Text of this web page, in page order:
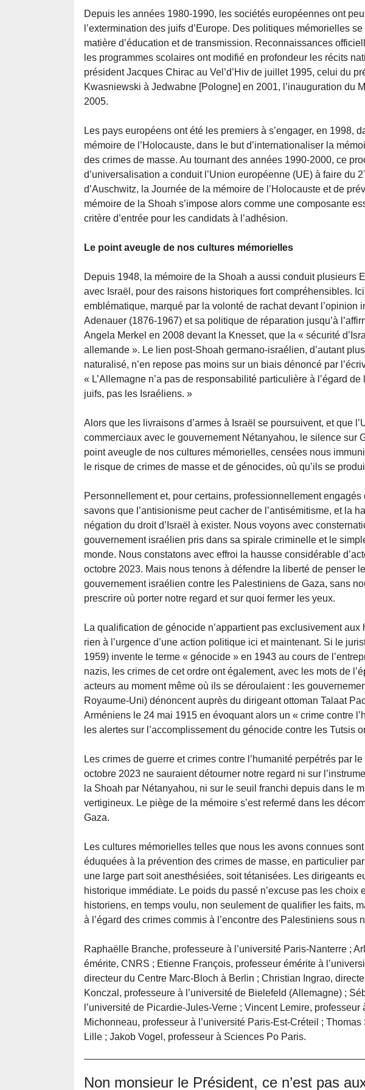
Depuis les années 1980-1990, les sociétés européennes ont
l’extermination des juifs d’Europe. Des politiques mémorielles
matière d’éducation et de transmission. Reconnaissances
les programmes scolaires ont modifié en profondeur les récits
président Jacques Chirac au Vel’d’Hiv de juillet 1995, celui du
Kwasniewski à Jedwabne [Pologne] en 2001, l’inauguration du
2005.
Les pays européens ont été les premiers à s’engager, en 1998,
mémoire de l’Holocauste, dans le but d’internationaliser la
des crimes de masse. Au tournant des années 1990-2000, ce
d’universalisation a conduit l’Union européenne (UE) à faire du
d’Auschwitz, la Journée de la mémoire de l’Holocauste et de
mémoire de la Shoah s’impose alors comme une composante
critère d’entrée pour les candidats à l’adhésion.
Le point aveugle de nos cultures mémorielles
Depuis 1948, la mémoire de la Shoah a aussi conduit plusieurs
avec Israël, pour des raisons historiques fort compréhensibles.
emblématique, marqué par la volonté de rachat devant l’opinion
Adenauer (1876-1967) et sa politique de réparation jusqu’à
Angela Merkel en 2008 devant la Knesset, que la « sécurité
allemande ». Le lien post-Shoah germano-israélien, d’autant
naturalisé, n’en repose pas moins sur un biais dénoncé par
« L’Allemagne n’a pas de responsabilité particulière à l’égard de
juifs, pas les Israéliens. »
Alors que les livraisons d’armes à Israël se poursuivent, et que
commerciaux avec le gouvernement Nétanyahou, le silence sur
point aveugle de nos cultures mémorielles, censées nous
le risque de crimes de masse et de génocides, où qu’ils se
Personnellement et, pour certains, professionnellement
savons que l’antisionisme peut cacher de l’antisémitisme, et la
négation du droit d’Israël à exister. Nous voyons avec
gouvernement israélien pris dans sa spirale criminelle et le
monde. Nous constatons avec effroi la hausse considérable
octobre 2023. Mais nous tenons à défendre la liberté de penser
gouvernement israélien contre les Palestiniens de Gaza, sans
prescrire où porter notre regard et sur quoi fermer les yeux.
La qualification de génocide n’appartient pas exclusivement aux
rien à l’urgence d’une action politique ici et maintenant. Si le
1959) invente le terme « génocide » en 1943 au cours de
nazis, les crimes de cet ordre ont également, avec les mots de
acteurs au moment même où ils se déroulaient : les
Royaume-Uni) dénoncent auprès du dirigeant ottoman Talaat
Arméniens le 24 mai 1915 en évoquant alors un « crime contre
les alertes sur l’accomplissement du génocide contre les Tutsis
Les crimes de guerre et crimes contre l’humanité perpétrés par
octobre 2023 ne sauraient détourner notre regard ni sur
la Shoah par Nétanyahou, ni sur le seuil franchi depuis dans le
vertigineux. Le piège de la mémoire s’est refermé dans les
Gaza.
Les cultures mémorielles telles que nous les avons connues
éduquées à la prévention des crimes de masse, en particulier
une large part soit anesthésiées, soit tétanisées. Les dirigeants
historique immédiate. Le poids du passé n’excuse pas les choix
historiens, en temps voulu, non seulement de qualifier les faits,
à l’égard des crimes commis à l’encontre des Palestiniens sous
Raphaëlle Branche, professeure à l’université Paris-Nanterre ;
émérite, CNRS ; Etienne François, professeur émérite à
directeur du Centre Marc-Bloch à Berlin ; Christian Ingrao,
Konczal, professeure à l’université de Bielefeld (Allemagne) ;
l’université de Picardie-Jules-Verne ; Vincent Lemire,
Michonneau, professeur à l’université Paris-Est-Créteil ;
Lille ; Jakob Vogel, professeur à Sciences Po Paris.
Non monsieur le Président, ce n’est pas